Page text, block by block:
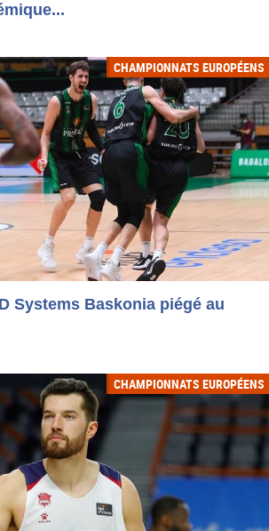
CHAMPIONNATS EUROPÉENS
Systems Baskonia piégé au
CHAMPIONNATS EUROPÉENS